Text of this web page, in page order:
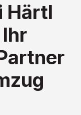
Härtl